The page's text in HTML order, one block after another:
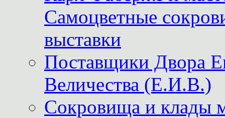
Самоцветные
выставки
Поставщики
Величества (Е.И.В.)
Сокровища и клады